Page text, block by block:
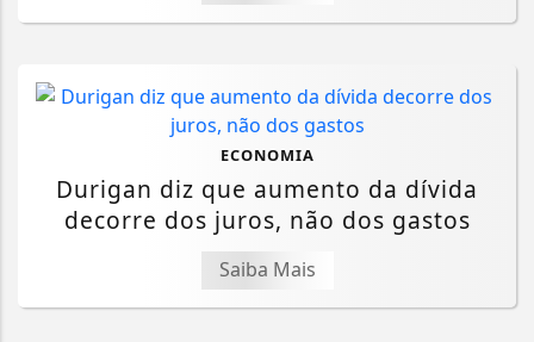
ECONOMIA
Durigan diz que aumento da dívida
decorre dos juros, não dos gastos
Saiba Mais